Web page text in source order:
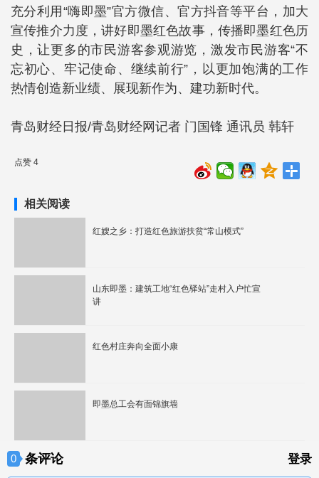
充分利用“嗨即墨”官方微信、官方抖音等平台，加大
宣传推介力度，讲好即墨红色故事，传播即墨红色历
史，让更多的市民游客参观游览，激发市民游客“不
忘初心、牢记使命、继续前行”，以更加饱满的工作
热情创造新业绩、展现新作为、建功新时代。
青岛财经日报/青岛财经网记者 门国锋 通讯员 韩轩
点赞 4
相关阅读
红嫂之乡：打造红色旅游扶贫“常山模式”
山东即墨：建筑工地“红色驿站”走村入户忙宣
讲
红色村庄奔向全面小康
即墨总工会有面锦旗墙
0 条评论 登录